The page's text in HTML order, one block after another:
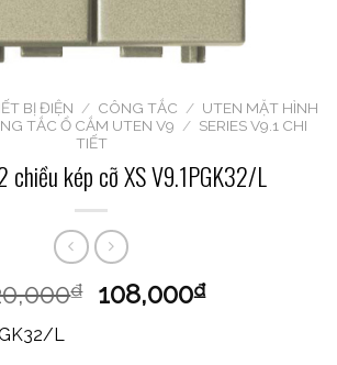
BỊ ĐIỆN / CÔNG TẮC / UTEN MẶT HÌNH
TẮC Ổ CẮM UTEN V9 / SERIES V9.1 CHI
TIẾT
chiều kép cỡ XS V9.1PGK32/L
₫ 108,000₫
L